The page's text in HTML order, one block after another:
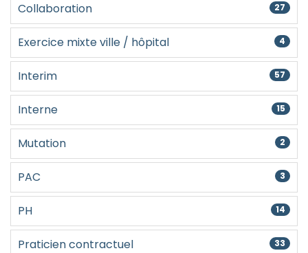
Collaboration 27
Exercice mixte ville / hôpital 4
Interim 57
Interne 15
Mutation 2
PAC 3
PH 14
Praticien contractuel 33